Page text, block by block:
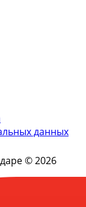
данных
© 2026